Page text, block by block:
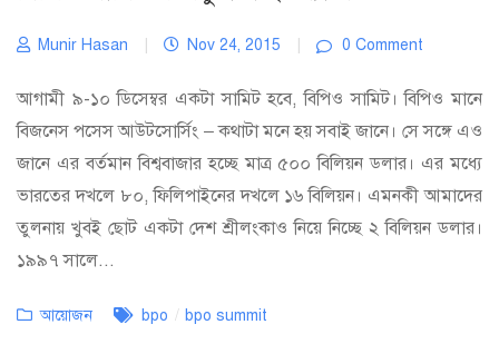
Munir Hasan Nov 24, 2015 0 Comment
আগামী ৯-১০ ডিসেম্বর একটা সামিট হবে, বিপিও সামিট। বিপিও মানে
বিজনেস পসেস আউটসোর্সিং – কথাটা মনে হয় সবাই জানে। সে সঙ্গে এও
জানে এর বর্তমান বিশ্ববাজার হচ্ছে মাত্র ৫০০ বিলিয়ন ডলার। এর মধ্যে
ভারতের দখলে ৮০, ফিলিপাইনের দখলে ১৬ বিলিয়ন। এমনকী আমাদের
তুলনায় খুবই ছোট একটা দেশ শ্রীলংকাও নিয়ে নিচ্ছে ২ বিলিয়ন ডলার।
১৯৯৭ সালে...
Categories
আয়োজন Tags
bpo / bpo summit